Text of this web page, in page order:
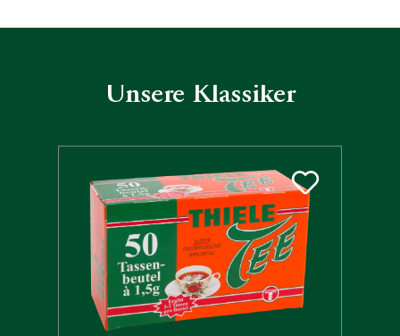
Unsere Klassiker